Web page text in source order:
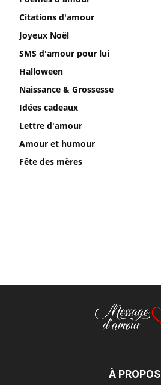
Citations d'amour
Joyeux Noël
SMS d'amour pour lui
Halloween
Naissance & Grossesse
Idées cadeaux
Lettre d'amour
Amour et humour
Fête des mères
À PROPOS